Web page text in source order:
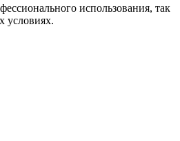
использования, так
условиях.